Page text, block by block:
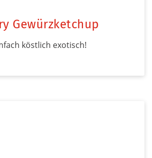
Gewürzketchup
köstlich exotisch!